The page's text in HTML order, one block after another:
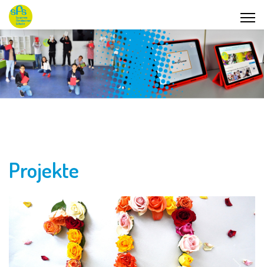
Projekte